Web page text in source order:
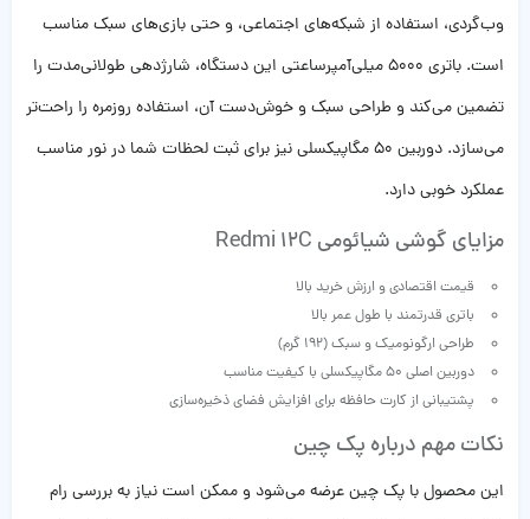
وب‌گردی، استفاده از شبکه‌های اجتماعی، و حتی بازی‌های سبک مناسب
است. باتری 5000 میلی‌آمپرساعتی این دستگاه، شارژدهی طولانی‌مدت را
تضمین می‌کند و طراحی سبک و خوش‌دست آن، استفاده روزمره را راحت‌تر
می‌سازد. دوربین 50 مگاپیکسلی نیز برای ثبت لحظات شما در نور مناسب
عملکرد خوبی دارد.
مزایای گوشی شیائومی Redmi 12C
قیمت اقتصادی و ارزش خرید بالا
باتری قدرتمند با طول عمر بالا
طراحی ارگونومیک و سبک (192 گرم)
دوربین اصلی 50 مگاپیکسلی با کیفیت مناسب
پشتیبانی از کارت حافظه برای افزایش فضای ذخیره‌سازی
نکات مهم درباره پک چین
این محصول با پک چین عرضه می‌شود و ممکن است نیاز به بررسی رام